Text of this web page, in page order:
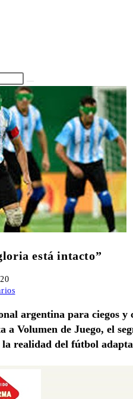
está intacto”
argentina para ciegos
a Volumen de Juego, el
realidad del fútbol